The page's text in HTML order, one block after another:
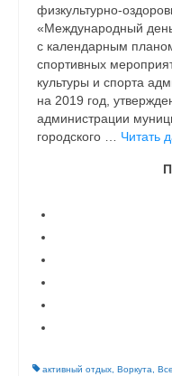
физкультурно-
«Международный день
с календарным
спортивных
культуры и спорта
на 2019 год,
администрации
городского … Читать
активный отдых Воркута